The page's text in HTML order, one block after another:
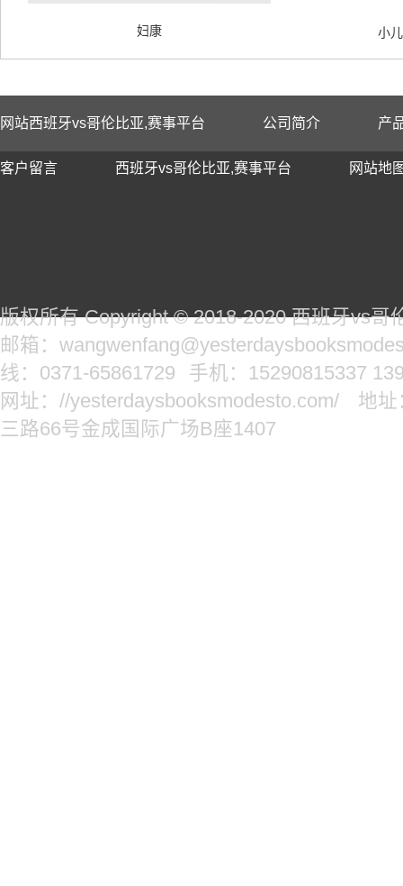
妇康 小
网站西班牙vs哥伦比亚,赛事平台 公司简介 产
客户留言 西班牙vs哥伦比亚,赛事平台 网站地
版权所有 Copyright © 2018-2020 西班牙vs哥
邮箱：
线：0371-65861729
手机：15290815337
网址：//yesterdaysbooksmodesto.com/
地址
三路66号金成国际广场B座1407